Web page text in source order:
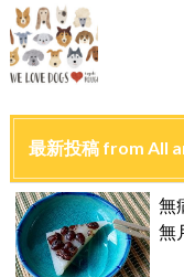
最新投稿 from All
無
無